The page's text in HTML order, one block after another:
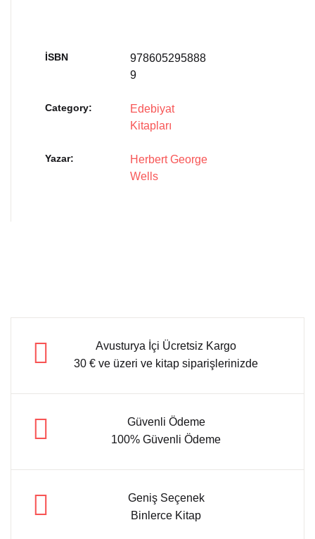
İSBN
978605295888
9
Category:
Edebiyat
Kitapları
Yazar
Herbert George
Wells
Avusturya İçi Ücretsiz Kargo
30 € ve üzeri ve kitap siparişlerinizde
Güvenli Ödeme
100% Güvenli Ödeme
Geniş Seçenek
Binlerce Kitap